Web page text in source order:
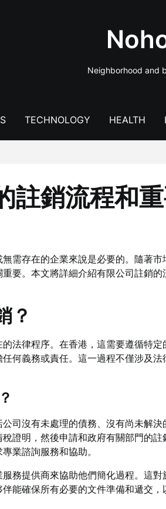
Neighborhood and
TECHNOLOGY HEALTH
註銷流程和
需存在的企業來說是必要的。隨著
要。本文將詳細介紹有限公司註銷
？
法律程序。在香港，這需要遵循特
何義務或責任。這一過程不僅涉及法
司沒有未處理的債務、沒有尚未解
證明，然後申請和政府有關部門的
業諮詢服務和協助。
務提供商來協助他們簡化過程。這
能確保所有必要的文件準備和遞交，